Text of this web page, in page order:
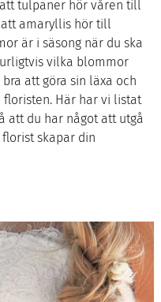
tulpaner hör våren till
amaryllis hör till
är i säsong när du ska
vilka blommor
att göra sin läxa och
Här har vi listat
att du har något att utgå
skapar din